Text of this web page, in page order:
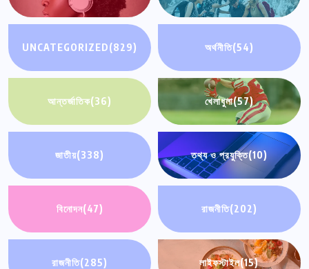
UNCATEGORIZED(829) অর্থনীতি(54)
আন্তর্জাতিক(36) খেলাধুলা(57)
জাতীয়(338) তথ্য ও প্রযুক্তি(10)
বিনোদন(47) রাজনীতি(202)
রাজনীতি(285) লাইফস্টাইল(15)